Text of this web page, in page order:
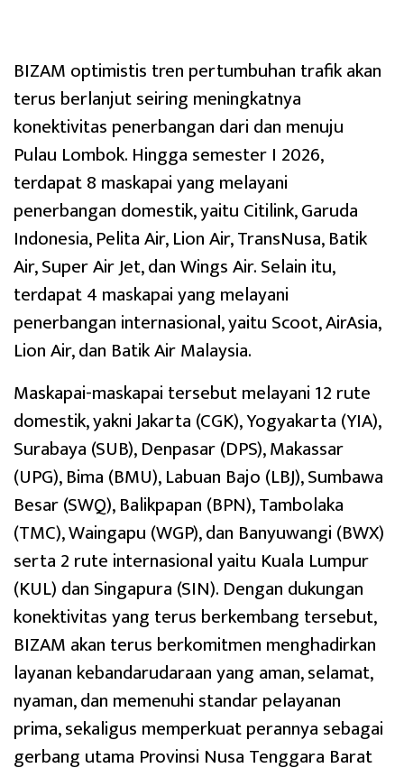
BIZAM optimistis tren pertumbuhan trafik akan
terus berlanjut seiring meningkatnya
konektivitas penerbangan dari dan menuju
Pulau Lombok. Hingga semester I 2026,
terdapat 8 maskapai yang melayani
penerbangan domestik, yaitu Citilink, Garuda
Indonesia, Pelita Air, Lion Air, TransNusa, Batik
Air, Super Air Jet, dan Wings Air. Selain itu,
terdapat 4 maskapai yang melayani
penerbangan internasional, yaitu Scoot, AirAsia,
Lion Air, dan Batik Air Malaysia.
Maskapai-maskapai tersebut melayani 12 rute
domestik, yakni Jakarta (CGK), Yogyakarta (YIA),
Surabaya (SUB), Denpasar (DPS), Makassar
(UPG), Bima (BMU), Labuan Bajo (LBJ), Sumbawa
Besar (SWQ), Balikpapan (BPN), Tambolaka
(TMC), Waingapu (WGP), dan Banyuwangi (BWX)
serta 2 rute internasional yaitu Kuala Lumpur
(KUL) dan Singapura (SIN). Dengan dukungan
konektivitas yang terus berkembang tersebut,
BIZAM akan terus berkomitmen menghadirkan
layanan kebandarudaraan yang aman, selamat,
nyaman, dan memenuhi standar pelayanan
prima, sekaligus memperkuat perannya sebagai
gerbang utama Provinsi Nusa Tenggara Barat